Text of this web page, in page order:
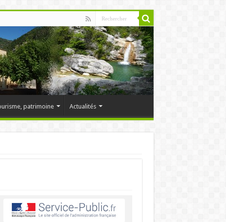
patrimoine Actualités